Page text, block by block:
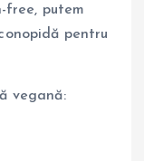
free, putem
pentru
vegană: